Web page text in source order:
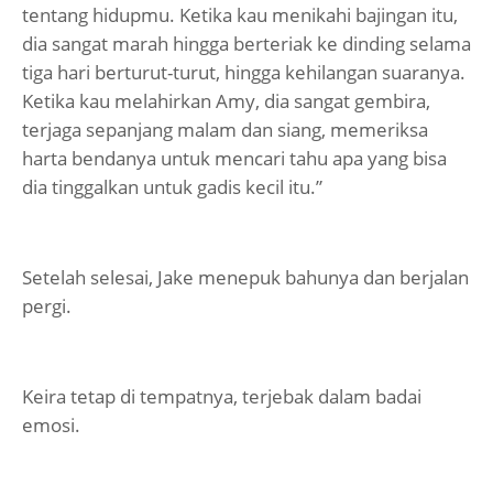
tentang hidupmu. Ketika kau menikahi bajingan itu,
dia sangat marah hingga berteriak ke dinding selama
tiga hari berturut-turut, hingga kehilangan suaranya.
Ketika kau melahirkan Amy, dia sangat gembira,
terjaga sepanjang malam dan siang, memeriksa
harta bendanya untuk mencari tahu apa yang bisa
dia tinggalkan untuk gadis kecil itu.”
Setelah selesai, Jake menepuk bahunya dan berjalan
pergi.
Keira tetap di tempatnya, terjebak dalam badai
emosi.